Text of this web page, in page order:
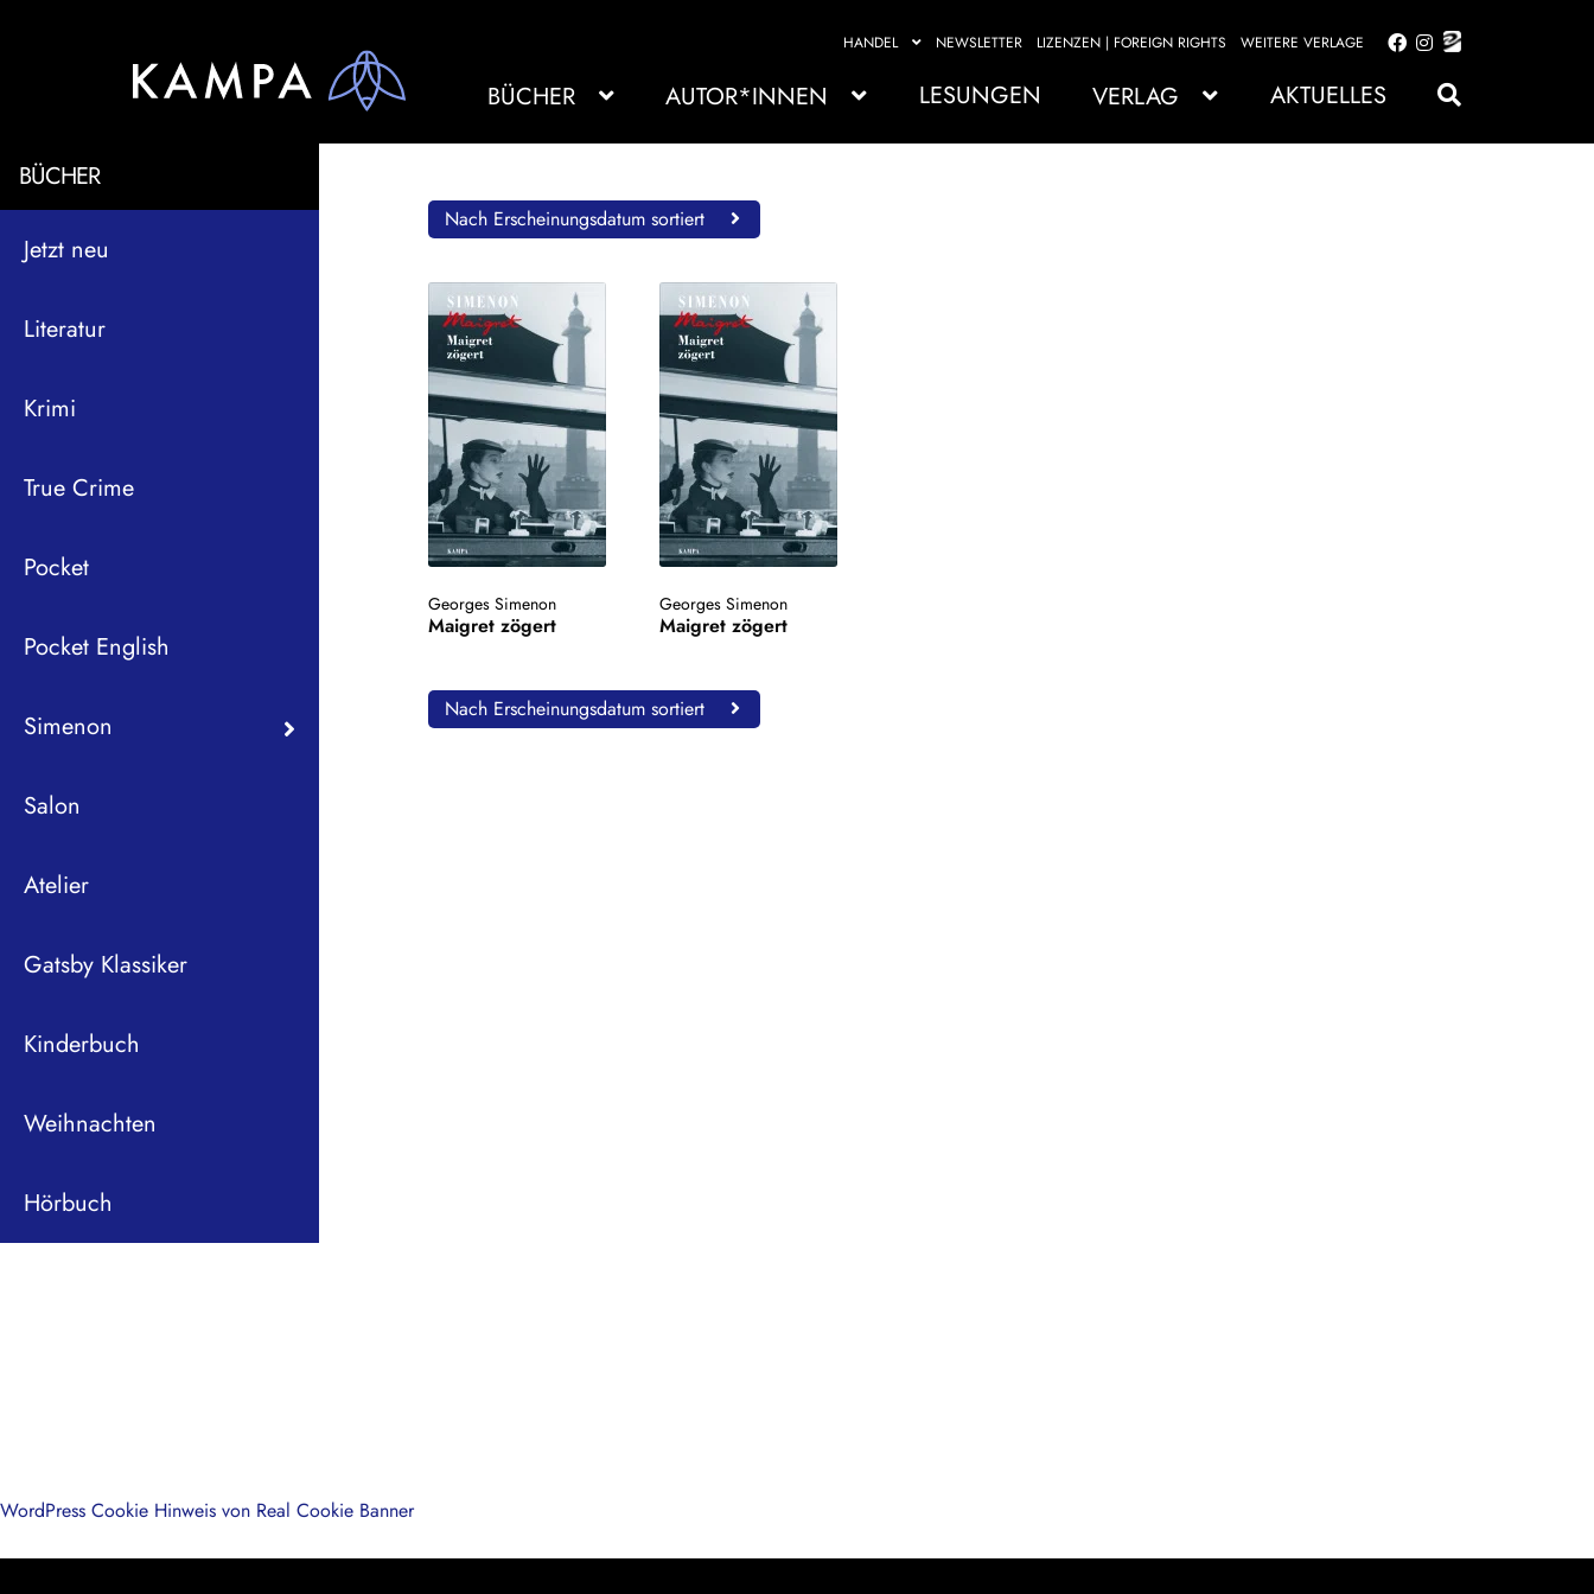
HANDEL NEWSLETTER LIZENZEN | FOREIGN RIGHTS WEITERE VERLAGE
Zur
springen
Zum
springen
BÜCHER AUTOR*INNEN LESUNGEN VERLAG AKTUELLES
BÜCHER
Jetzt neu
Literatur
Krimi
True Crime
Pocket
Pocket English
Simenon
Salon
Atelier
Gatsby Klassiker
Kinderbuch
Weihnachten
Hörbuch
Nach Erscheinungsdatum sortiert
Georges Simenon
Maigret zögert
Georges Simenon
Maigret zögert
Nach Erscheinungsdatum sortiert
WordPress Cookie Hinweis von Real Cookie Banner